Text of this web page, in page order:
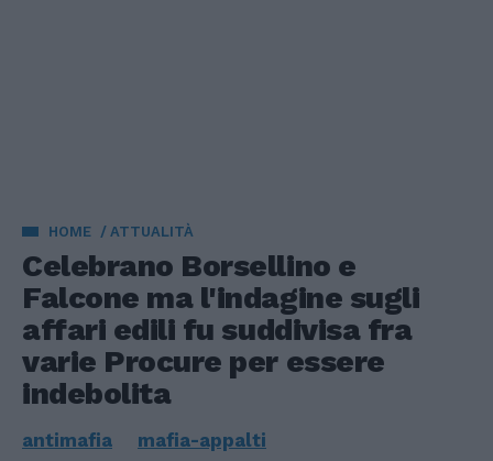
HOME ATTUALITÀ
Celebrano Borsellino e
Falcone ma l'indagine sugli
affari edili fu suddivisa fra
varie Procure per essere
indebolita
antimafia mafia-appalti